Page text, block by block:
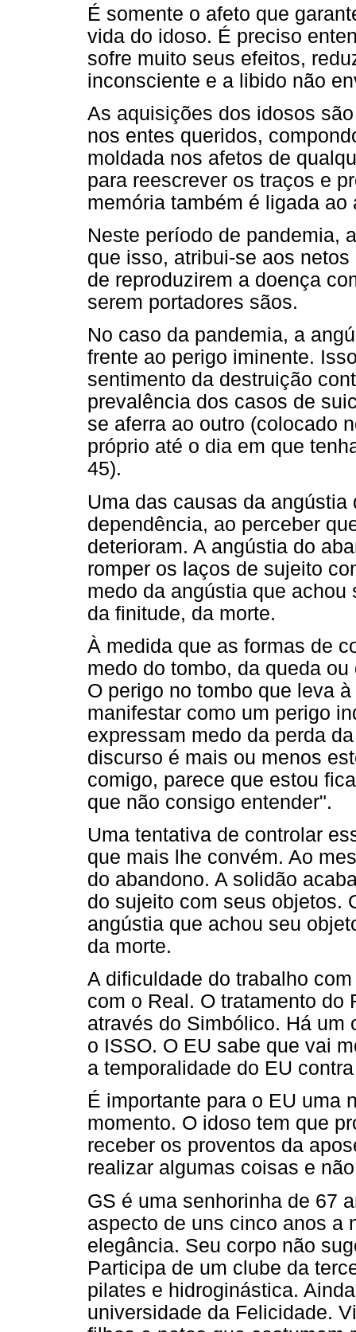
É somente o afeto que
vida do idoso. É preciso
sofre muito seus efeitos,
inconsciente e a libido não
As aquisições dos idosos
nos entes queridos,
moldada nos afetos de
para reescrever os traços e
memória também é ligada ao
Neste período de pandemia,
que isso, atribui-se aos
de reproduzirem a doença
serem portadores sãos.
No caso da pandemia, a
frente ao perigo iminente.
sentimento da destruição
prevalência dos casos de
se aferra ao outro (colocado
próprio até o dia em que
45).
Uma das causas da
dependência, ao perceber
deterioram. A angústia do
romper os laços de sujeito
medo da angústia que
da finitude, da morte.
À medida que as formas de
medo do tombo, da queda
O perigo no tombo que leva
manifestar como um perigo
expressam medo da perda
discurso é mais ou menos
comigo, parece que estou
que não consigo entender".
Uma tentativa de controlar
que mais lhe convém. Ao
do abandono. A solidão
do sujeito com seus objetos.
angústia que achou seu
da morte.
A dificuldade do trabalho
com o Real. O tratamento do
através do Simbólico. Há um
o ISSO. O EU sabe que vai
a temporalidade do EU
É importante para o EU uma
momento. O idoso tem que
receber os proventos da
realizar algumas coisas e
GS é uma senhorinha de 67
aspecto de uns cinco anos a
elegância. Seu corpo não
Participa de um clube da
pilates e hidroginástica.
universidade da Felicidade.